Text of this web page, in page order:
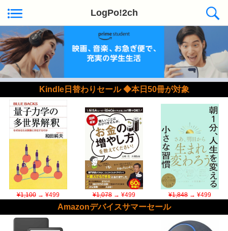
LogPo!2ch
Kindle日替わりセール ◆本日50冊が対象
¥1,100→ ¥499 ¥1,078→ ¥499 ¥1,848→ ¥499
Amazonデバイスサマーセール